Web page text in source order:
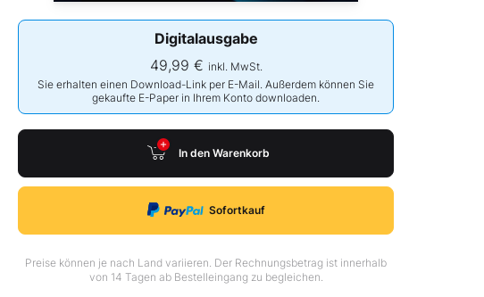
Digitalausgabe
49,99 € inkl. MwSt.
Sie erhalten einen Download-Link per E-Mail. Außerdem können Sie
gekaufte E-Paper in Ihrem Konto downloaden.
In den Warenkorb
Sofortkauf
Preise können je nach Land variieren. Der Rechnungsbetrag ist innerhalb
von 14 Tagen ab Bestelleingang zu begleichen.